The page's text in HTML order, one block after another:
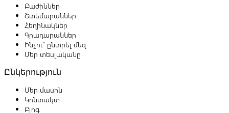
Բաժիններ
Շտեմարաններ
Հեղինակներ
Գրադարաններ
Ինչու՞ ընտրել մեզ
Մեր տեսլականը
Ընկերություն
Մեր մասին
Կոնտակտ
Բլոգ